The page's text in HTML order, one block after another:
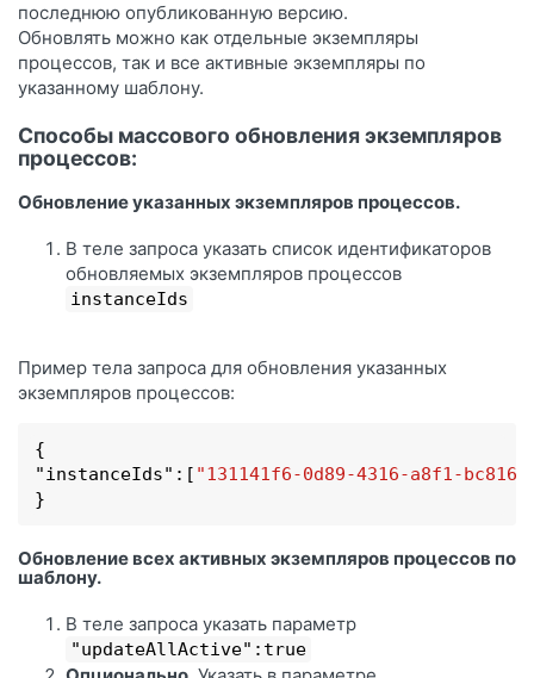
последнюю опубликованную версию.
Обновлять можно как отдельные экземпляры
процессов, так и все активные экземпляры по
указанному шаблону.
Способы массового обновления экземпляров
процессов:
Обновление указанных экземпляров процессов.
В теле запроса указать список идентификаторов
обновляемых экземпляров процессов
instanceIds
Пример тела запроса для обновления указанных
экземпляров процессов:
{
"instanceIds": [ "131141f6-0d89-4316-a8f1-
}
Обновление всех активных экземпляров процессов по
шаблону.
В теле запроса указать параметр
"updateAllActive":true